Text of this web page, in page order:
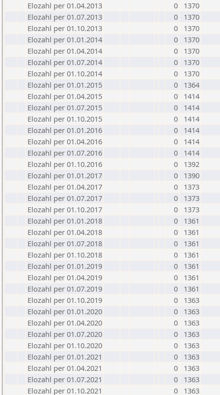
Elozahl per 01.04.2013
0
1370
Elozahl per 01.07.2013
0
1370
Elozahl per 01.10.2013
0
1370
Elozahl per 01.01.2014
0
1370
Elozahl per 01.04.2014
0
1370
Elozahl per 01.07.2014
0
1370
Elozahl per 01.10.2014
0
1370
Elozahl per 01.01.2015
0
1364
Elozahl per 01.04.2015
0
1414
Elozahl per 01.07.2015
0
1414
Elozahl per 01.10.2015
0
1414
Elozahl per 01.01.2016
0
1414
Elozahl per 01.04.2016
0
1414
Elozahl per 01.07.2016
0
1414
Elozahl per 01.10.2016
0
1392
Elozahl per 01.01.2017
0
1390
Elozahl per 01.04.2017
0
1373
Elozahl per 01.07.2017
0
1373
Elozahl per 01.10.2017
0
1373
Elozahl per 01.01.2018
0
1361
Elozahl per 01.04.2018
0
1361
Elozahl per 01.07.2018
0
1361
Elozahl per 01.10.2018
0
1361
Elozahl per 01.01.2019
0
1361
Elozahl per 01.04.2019
0
1361
Elozahl per 01.07.2019
0
1361
Elozahl per 01.10.2019
0
1363
Elozahl per 01.01.2020
0
1363
Elozahl per 01.04.2020
0
1363
Elozahl per 01.07.2020
0
1363
Elozahl per 01.10.2020
0
1363
Elozahl per 01.01.2021
0
1363
Elozahl per 01.04.2021
0
1363
Elozahl per 01.07.2021
0
1363
Elozahl per 01.10.2021
0
1363